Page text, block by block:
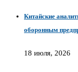
Китайские
оборонным
18 июля, 2026